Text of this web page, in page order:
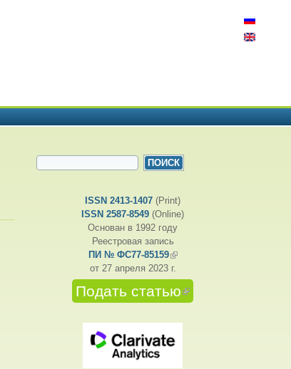
ФОРМА ПОИСКА
ISSN 2413-1407 (Print)
ISSN 2587-8549 (Online)
Основан в 1992 году
Реестровая запись
ПИ № ФС77-85159(внешняя ссылка)
от 27 апреля 2023 г.
Подать статью